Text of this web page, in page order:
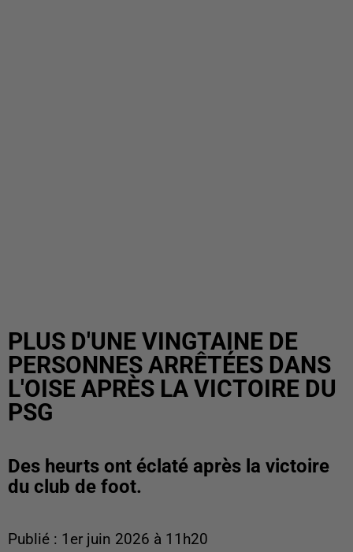
PLUS D'UNE VINGTAINE DE
PERSONNES ARRÊTÉES DANS
L'OISE APRÈS LA VICTOIRE DU
PSG
Des heurts ont éclaté après la victoire
du club de foot.
Publié : 1er juin 2026 à 11h20